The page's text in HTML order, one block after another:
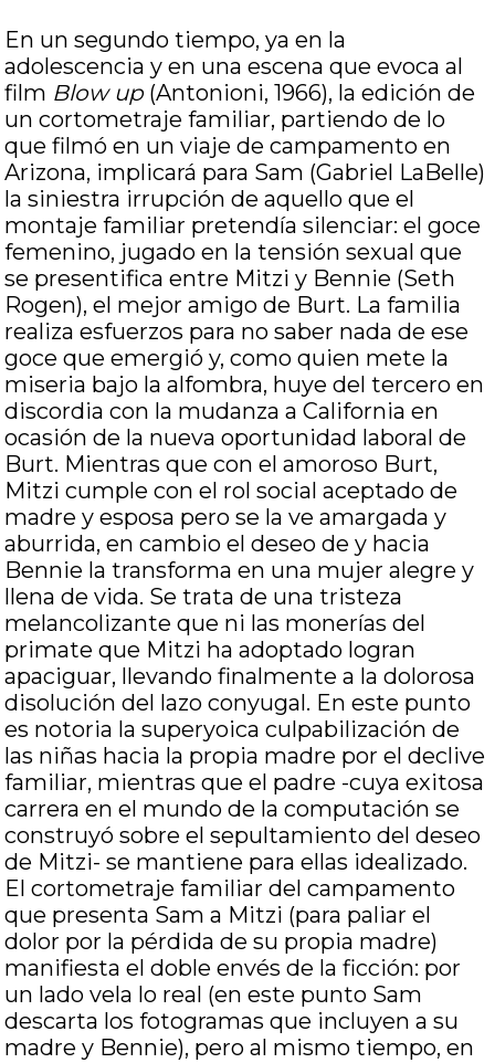
En un segundo tiempo, ya en la
adolescencia y en una escena que evoca al
film Blow up(Antonioni, 1966), la edición de
un cortometraje familiar, partiendo de lo
que filmó en un viaje de campamento en
Arizona, implicará para Sam (Gabriel LaBelle)
la siniestra irrupción de aquello que el
montaje familiar pretendía silenciar: el goce
femenino, jugado en la tensión sexual que
se presentifica entre Mitzi y Bennie (Seth
Rogen), el mejor amigo de Burt. La familia
realiza esfuerzos para no saber nada de ese
goce que emergió y, como quien mete la
miseria bajo la alfombra, huye del tercero en
discordia con la mudanza a California en
ocasión de la nueva oportunidad laboral de
Burt. Mientras que con el amoroso Burt,
Mitzi cumple con el rol social aceptado de
madre y esposa pero se la ve amargada y
aburrida, en cambio el deseo de y hacia
Bennie la transforma en una mujer alegre y
llena de vida. Se trata de una tristeza
melancolizante que ni las monerías del
primate que Mitzi ha adoptado logran
apaciguar, llevando finalmente a la dolorosa
disolución del lazo conyugal. En este punto
es notoria la superyoica culpabilización de
las niñas hacia la propia madre por el declive
familiar, mientras que el padre -cuya exitosa
carrera en el mundo de la computación se
construyó sobre el sepultamiento del deseo
de Mitzi- se mantiene para ellas idealizado.
El cortometraje familiar del campamento
que presenta Sam a Mitzi (para paliar el
dolor por la pérdida de su propia madre)
manifiesta el doble envés de la ficción: por
un lado vela lo real (en este punto Sam
descarta los fotogramas que incluyen a su
madre y Bennie), pero al mismo tiempo, en